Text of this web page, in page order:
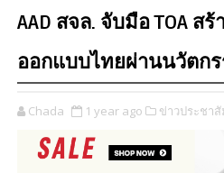
AAD สจล. จับมือ TOA ส
ออกแบบไทยผ่านนวัตก
Chada 1 year ago ข่าวประชา